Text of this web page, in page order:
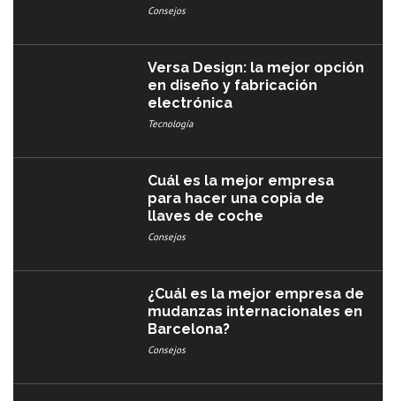
Consejos
Versa Design: la mejor opción
en diseño y fabricación
electrónica
Tecnología
Cuál es la mejor empresa
para hacer una copia de
llaves de coche
Consejos
¿Cuál es la mejor empresa de
mudanzas internacionales en
Barcelona?
Consejos